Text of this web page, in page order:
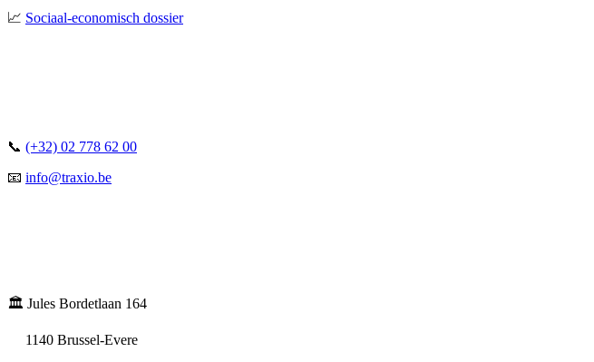
📈 Sociaal-economisch dossier
📞 (+32) 02 778 62 00
📧 info@traxio.be
🏛️ Jules Bordetlaan 164
1140 Brussel-Evere